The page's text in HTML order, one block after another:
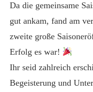
Da die gemeinsame
gut ankam, fand am
zweite große
Erfolg es war!
Ihr seid zahlreich
Begeisterung und